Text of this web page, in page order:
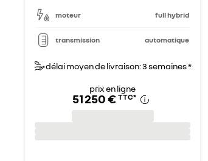
moteur full hybrid
transmission automatique
délai moyen de livraison: 3 semaines *
prix en ligne
51 250 € TTC*